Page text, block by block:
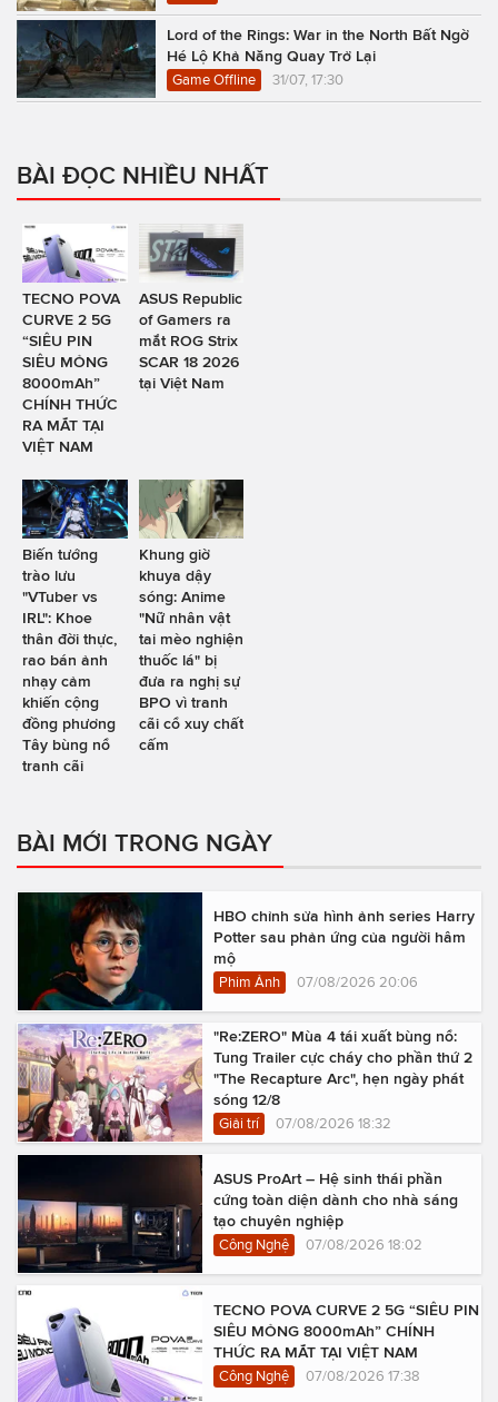
Lord of the Rings: War in the North Bất Ngờ
Hé Lộ Khả Năng Quay Trở Lại
Game Offline 31/07, 17:30
BÀI ĐỌC NHIỀU NHẤT
TECNO POVA
CURVE 2 5G
“SIÊU PIN
SIÊU MỎNG
8000mAh”
CHÍNH THỨC
RA MẮT TẠI
VIỆT NAM
ASUS Republic
of Gamers ra
mắt ROG Strix
SCAR 18 2026
tại Việt Nam
Biến tướng
trào lưu
"VTuber vs
IRL": Khoe
thân đời thực,
rao bán ảnh
nhạy cảm
khiến cộng
đồng phương
Tây bùng nổ
tranh cãi
Khung giờ
khuya dậy
sóng: Anime
"Nữ nhân vật
tai mèo nghiện
thuốc lá" bị
đưa ra nghị sự
BPO vì tranh
cãi cổ xuy chất
cấm
BÀI MỚI TRONG NGÀY
HBO chỉnh sửa hình ảnh series Harry
Potter sau phản ứng của người hâm
mộ
Phim Ảnh 07/08/2026 20:06
"Re:ZERO" Mùa 4 tái xuất bùng nổ:
Tung Trailer cực cháy cho phần thứ 2
"The Recapture Arc", hẹn ngày phát
sóng 12/8
Giải trí 07/08/2026 18:32
ASUS ProArt – Hệ sinh thái phần
cứng toàn diện dành cho nhà sáng
tạo chuyên nghiệp
Công Nghệ 07/08/2026 18:02
TECNO POVA CURVE 2 5G “SIÊU PIN
SIÊU MỎNG 8000mAh” CHÍNH
THỨC RA MẮT TẠI VIỆT NAM
Công Nghệ 07/08/2026 17:38